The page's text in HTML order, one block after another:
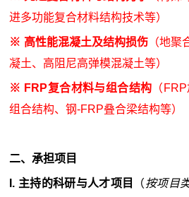
进多功能复合材料结构技术等）
※ 高性能混凝土及结构损伤 （地
凝土、高阻尼高弹模混凝土等）
※ FRP复合材料与组合结构 （
组合结构、钢-FRP叠合梁结构等）
二、承担项目
I. 主持的科研与人才项目 （按项目